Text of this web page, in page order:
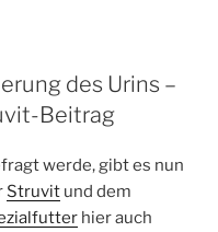
des Urins –
Beitrag
werde, gibt es nun
Struvit und dem
hier auch